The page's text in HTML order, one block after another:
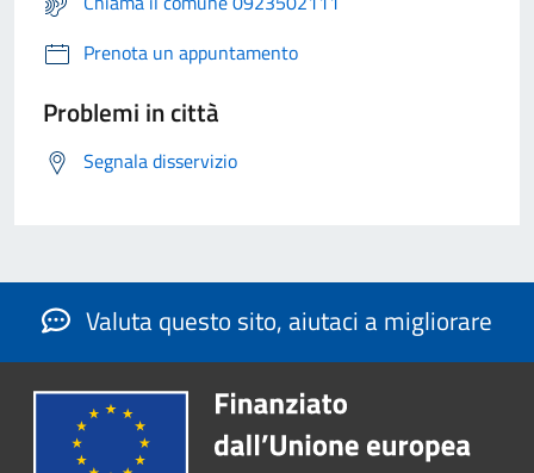
Prenota un appuntamento
Problemi in città
Segnala disservizio
Valuta questo sito, aiutaci a migliorare